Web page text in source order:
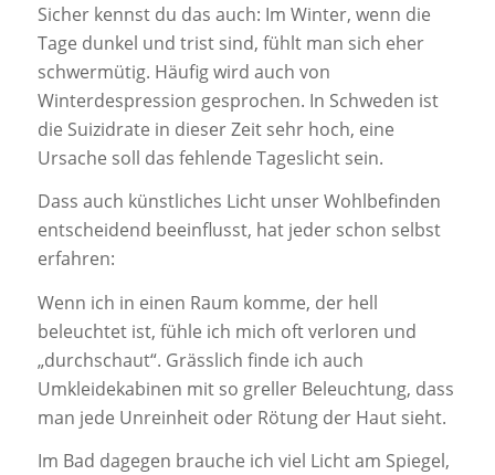
Sicher kennst du das auch: Im Winter, wenn die
Tage dunkel und trist sind, fühlt man sich eher
schwermütig. Häufig wird auch von
Winterdespression gesprochen. In Schweden ist
die Suizidrate in dieser Zeit sehr hoch, eine
Ursache soll das fehlende Tageslicht sein.
Dass auch künstliches Licht unser Wohlbefinden
entscheidend beeinflusst, hat jeder schon selbst
erfahren:
Wenn ich in einen Raum komme, der hell
beleuchtet ist, fühle ich mich oft verloren und
„durchschaut“. Grässlich finde ich auch
Umkleidekabinen mit so greller Beleuchtung, dass
man jede Unreinheit oder Rötung der Haut sieht.
Im Bad dagegen brauche ich viel Licht am Spiegel,